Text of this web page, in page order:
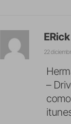
ERick
22
–